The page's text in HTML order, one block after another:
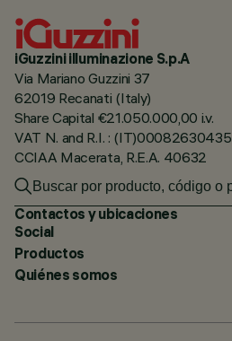
iGuzzini illuminazione S.p.A
Via Mariano Guzzini 37
62019 Recanati (Italy)
Share Capital €21.050.000,00 i.v.
VAT N. and R.I. : (IT)00082630435
CCIAA Macerata, R.E.A. 40632
Contactos y ubicaciones
Social
Productos
Quiénes somos